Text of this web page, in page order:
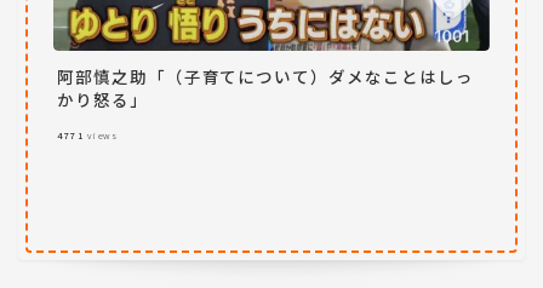
阿部慎之助「（子育てについて）ダメなことはしっ
かり怒る」
4771 views